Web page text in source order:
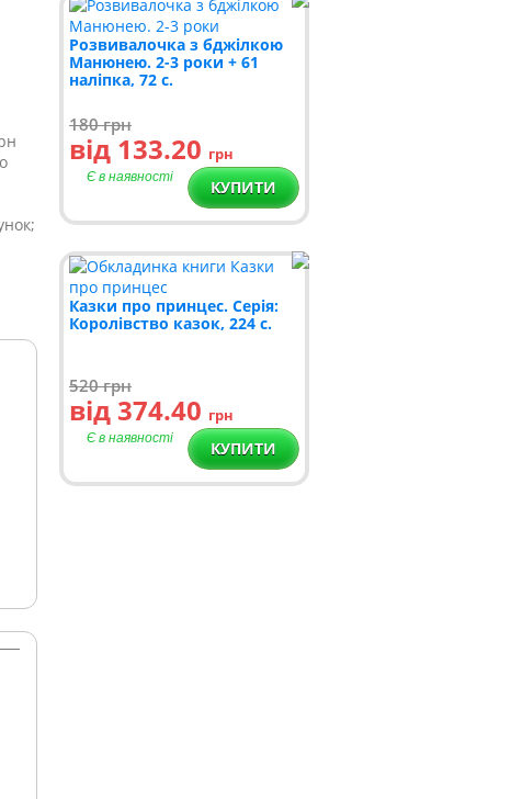
Розвивалочка з бджілкою
Манюнею. 2-3 роки + 61
наліпка, 72 с.
180грн
від 133.20 грн
Є в наявності КУПИТИ
Казки про принцес. Серія:
Королівство казок, 224 c.
520грн
від 374.40 грн
Є в наявності КУПИТИ